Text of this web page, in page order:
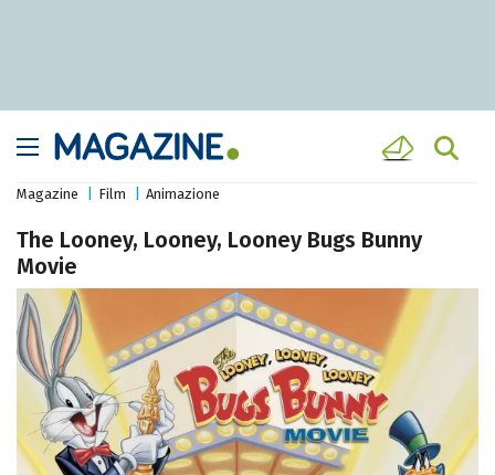
Magazine Film Animazione
The Looney, Looney, Looney Bugs Bunny
Movie